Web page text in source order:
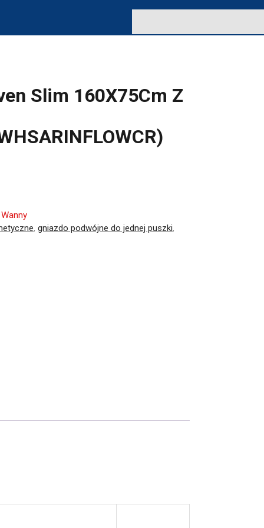
Slim 160X75Cm Z
Wanny
, gniazdo podwójne do jednej puszki,